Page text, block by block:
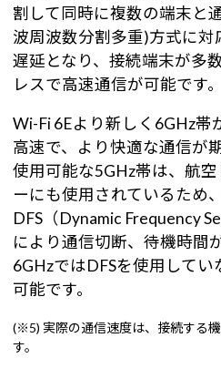
割して同時に複数の端末と
波周波数分割多重)方式に
遅延となり、接続端末が多
レスで高速通信が可能です。
Wi-Fi 6Eより新しく6GHz帯
高速で、より快適な通信が
使用可能な5GHz帯は、航
ーにも使用されているため
DFS（Dynamic Frequency
により通信切断、待機時間
6GHzではDFSを使用して
可能です。
(※5) 実際の通信速度は、接続する
す。